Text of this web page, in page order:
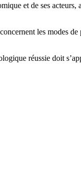
et de ses acteurs,
les modes
réussie doit